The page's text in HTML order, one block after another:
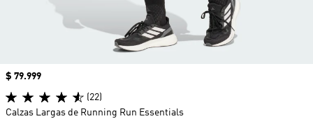
Precio
$ 79.999
(22)
Calzas Largas de Running Run Essentials